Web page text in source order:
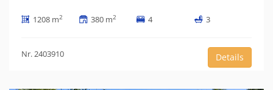
1208 m2 380 m2 4 3
Nr. 2403910 Details